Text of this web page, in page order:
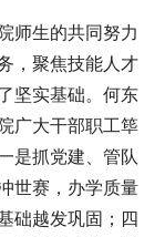
生的共同努力
，聚焦技能人才
坚实基础。何东
广大干部职工筚
是抓党建、管队
世赛，办学质量
础越发巩固；四